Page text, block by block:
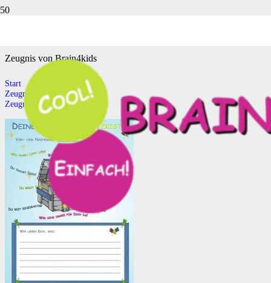
Zeugnis von Brain4kids
Start
Zeugnis
Zeugnis von Brain4kids